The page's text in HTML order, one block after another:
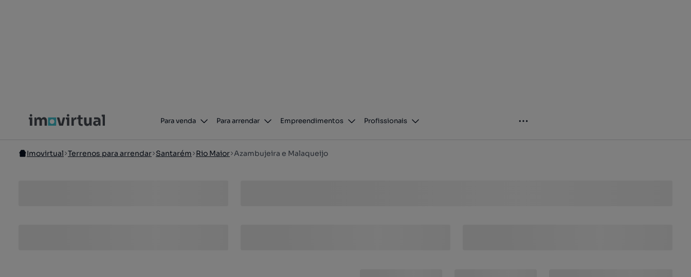
Para venda Para arrendar Empreendimentos Profissionais
Imovirtual Terrenos para arrendar Santarém Rio Maior Azambujeira e Malaqueijo